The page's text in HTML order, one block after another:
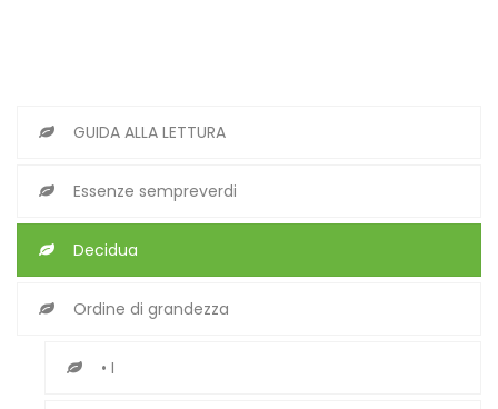
GUIDA ALLA LETTURA
Essenze sempreverdi
Decidua
Ordine di grandezza
• I